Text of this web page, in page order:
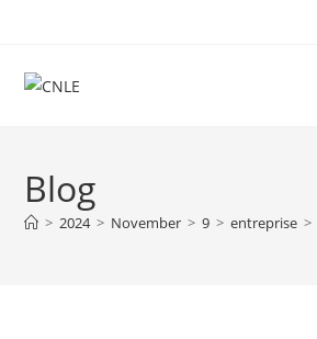
content
Blog
> 2024 > November > 9 > entreprise >